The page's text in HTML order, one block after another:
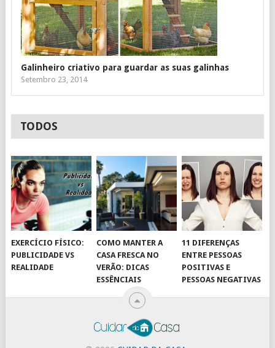
Galinheiro criativo para guardar as suas galinhas
Setembro 23, 2014
TODOS
EXERCÍCIO FÍSICO:
PUBLICIDADE VS
REALIDADE
COMO MANTER A
CASA FRESCA NO
VERÃO: DICAS
ESSÊNCIAIS
11 DIFERENÇAS
ENTRE PESSOAS
POSITIVAS E
PESSOAS NEGATIVAS